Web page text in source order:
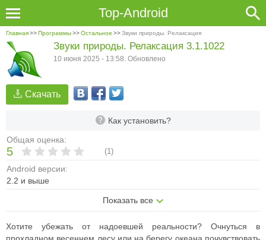
Top-Android
Главная>>Программы>>Остальное >>Звуки природы. Релаксация
Скачать
Как установить?
Общая оценка:
5 (1)
Android версии:
2.2 и выше
Показать все
Звуки природы. Релаксация 3.1.1022
10 июня 2025 - 13:58. Обновлено
Хотите убежать от надоевшей реальности? Очнуться в